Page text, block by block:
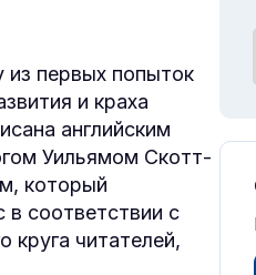
из первых попыток
и краха
английским
Уильямом Скотт-
который
соответствии с
читателей,